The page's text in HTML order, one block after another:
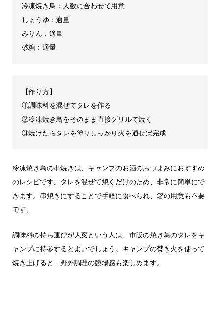
冷凍焼き鳥：人数に合わせて用意
しょうゆ：適量
みりん：適量
砂糖：適量
【作り方】
①調味料を混ぜてタレを作る
②冷凍焼き鳥をそのまま直接グリルで焼く
③焼けたらタレを塗りしっかり火を通せば完成
冷凍焼き鳥の串焼きは、キャンプのお酒のおつまみにおすすめ
のレシピです。タレを混ぜて焼くだけのため、非常に簡単にで
きます。串焼きにすることで手軽に食べられ、箸の用意も不要
です。
調味料の持ち運びが大変という人は、市販の焼き鳥のタレをキ
ャンプに持参するとよいでしょう。キャンプの焚き火を使って
焼き上げると、野外調理の臨場感も楽しめます。